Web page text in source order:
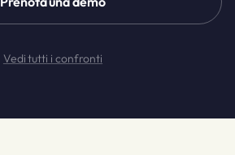
Vedi tutti i confronti